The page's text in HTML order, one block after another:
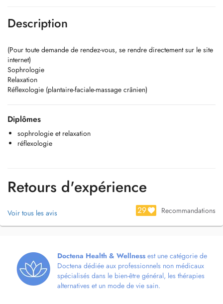
Description
(Pour toute demande de rendez-vous, se rendre directement sur le site
internet)
Sophrologie
Relaxation
Réflexologie (plantaire-faciale-massage crânien)
Diplômes
sophrologie et relaxation
réflexologie
Retours d'expérience
Voir tous les avis 29 Recommandations
Doctena Health & Wellness est une catégorie de
Doctena dédiée aux professionnels non médicaux
spécialisés dans le bien-être général, les thérapies
alternatives et un mode de vie sain.